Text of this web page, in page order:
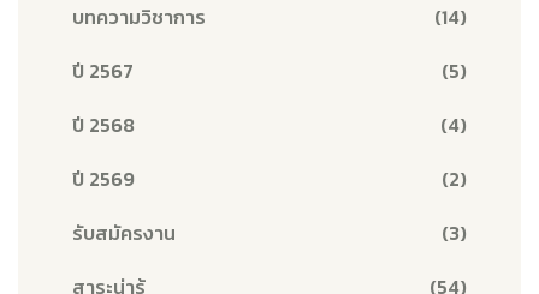
บทความวิชาการ
(14)
ปี 2567
(5)
ปี 2568
(4)
ปี 2569
(2)
รับสมัครงาน
(3)
สาระน่ารู้
(54)